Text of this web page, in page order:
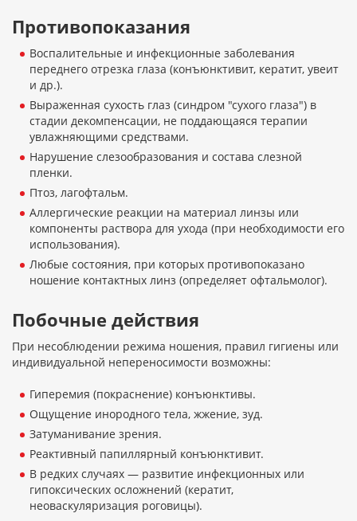
Противопоказания
Воспалительные и инфекционные заболевания
переднего отрезка глаза (конъюнктивит, кератит, увеит
и др.).
Выраженная сухость глаз (синдром "сухого глаза") в
стадии декомпенсации, не поддающаяся терапии
увлажняющими средствами.
Нарушение слезообразования и состава слезной
пленки.
Птоз, лагофтальм.
Аллергические реакции на материал линзы или
компоненты раствора для ухода (при необходимости его
использования).
Любые состояния, при которых противопоказано
ношение контактных линз (определяет офтальмолог).
Побочные действия
При несоблюдении режима ношения, правил гигиены или
индивидуальной непереносимости возможны:
Гиперемия (покраснение) конъюнктивы.
Ощущение инородного тела, жжение, зуд.
Затуманивание зрения.
Реактивный папиллярный конъюнктивит.
В редких случаях — развитие инфекционных или
гипоксических осложнений (кератит,
неоваскуляризация роговицы).